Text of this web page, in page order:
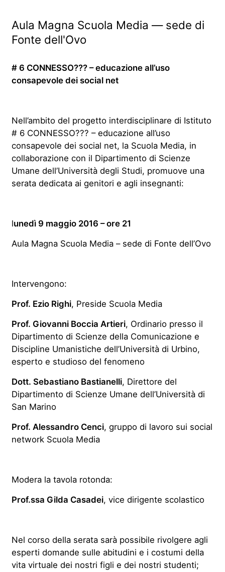
Aula Magna Scuola Media — sede di
Fonte dell'Ovo
# 6 CONNESSO??? – educazione all’uso
consapevole dei social net
Nell’ambito del progetto interdisciplinare di Istituto
# 6 CONNESSO??? – educazione all’uso
consapevole dei social net, la Scuola Media, in
collaborazione con il Dipartimento di Scienze
Umane dell’Università degli Studi, promuove una
serata dedicata ai genitori e agli insegnanti:
lunedì 9 maggio 2016 – ore 21
Aula Magna Scuola Media – sede di Fonte dell’Ovo
Intervengono:
Prof. Ezio Righi, Preside Scuola Media
Prof. Giovanni Boccia Artieri, Ordinario presso il
Dipartimento di Scienze della Comunicazione e
Discipline Umanistiche dell’Università di Urbino,
esperto e studioso del fenomeno
Dott. Sebastiano Bastianelli, Direttore del
Dipartimento di Scienze Umane dell’Università di
San Marino
Prof. Alessandro Cenci, gruppo di lavoro sui social
network Scuola Media
Modera la tavola rotonda:
Prof.ssa Gilda Casadei, vice dirigente scolastico
Nel corso della serata sarà possibile rivolgere agli
esperti domande sulle abitudini e i costumi della
vita virtuale dei nostri figli e dei nostri studenti;